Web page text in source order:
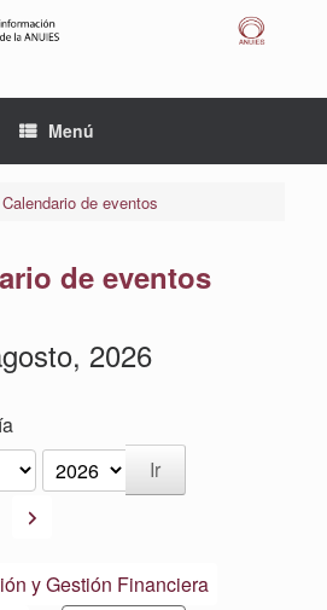
Menú
Calendario de eventos
de eventos
2026
Siguiente
y Gestión Financiera